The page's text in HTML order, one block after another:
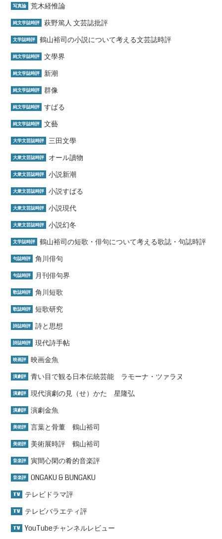
写真論 荒木経惟論
純文学誌時評 萩野篤人 文芸誌批評
文学誌時評 鶴山裕司の小説について考える文芸誌時評
純文学誌時評 文學界
純文学誌時評 新潮
純文学誌時評 群像
純文学誌時評 すばる
純文学誌時評 文藝
大学文芸誌時評 三田文學
大衆文芸誌時評 オール讀物
大衆文芸誌時評 小説新潮
大衆文芸誌時評 小説すばる
大衆文芸誌時評 小説現代
大衆文芸誌時評 小説幻冬
文学誌時評 鶴山裕司の短歌・俳句について考える歌誌・句誌時評
句誌時評 角川俳句
句誌時評 月刊俳句界
歌誌時評 角川短歌
歌誌時評 短歌研究
詩誌時評 詩と思想
詩誌時評 現代詩手帖
映画評 映画金魚
演劇評 青い目で観る日本伝統芸能 ラモーナ・ツァラヌ
演劇評 現代演劇の見（せ）かた 星隆弘
演劇評 演劇金魚
美術評 言葉と骨董 鶴山裕司
美術評 美術展時評 鶴山裕司
音楽評 寅間心閑の肴的音楽評
音楽評 ONGAKU & BUNGAKU
TV テレビドラマ評
TV テレビバラエティ評
TV YouTubeチャンネルレビュー